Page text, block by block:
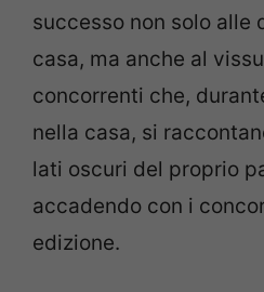
successo non solo alle
casa, ma anche al
concorrenti che,
nella casa, si
lati oscuri del proprio
accadendo con i
edizione.